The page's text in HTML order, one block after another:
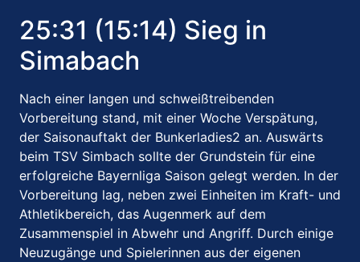
25:31 (15:14) Sieg in
Simabach
Nach einer langen und schweißtreibenden
Vorbereitung stand, mit einer Woche Verspätung,
der Saisonauftakt der Bunkerladies2 an. Auswärts
beim TSV Simbach sollte der Grundstein für eine
erfolgreiche Bayernliga Saison gelegt werden. In der
Vorbereitung lag, neben zwei Einheiten im Kraft- und
Athletikbereich, das Augenmerk auf dem
Zusammenspiel in Abwehr und Angriff. Durch einige
Neuzugänge und Spielerinnen aus der eigenen